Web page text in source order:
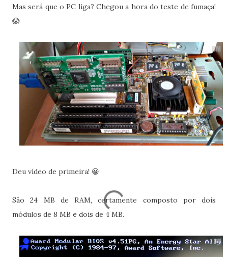
Mas será que o PC liga? Chegou a hora do teste de fumaça!
😱
Deu vídeo de primeira! 😀
São 24 MB de RAM, certamente composto por dois
módulos de 8 MB e dois de 4 MB.